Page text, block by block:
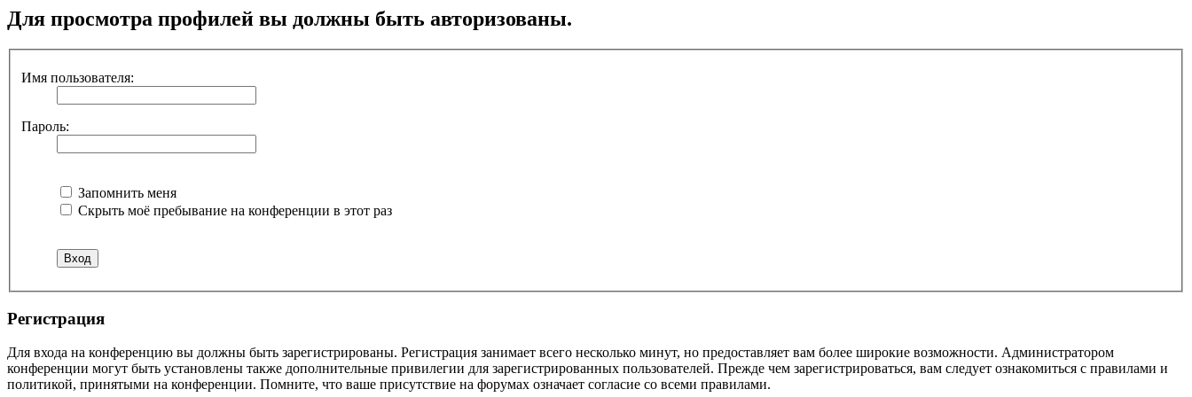
Для просмотра профилей вы должны быть авторизованы.
Имя пользователя:
Пароль:
Запомнить меня
Скрыть моё пребывание на конференции в этот раз
Регистрация
Для входа на конференцию вы должны быть зарегистрированы. Регистрация занимает всего несколько минут, но предоставляет вам более широкие возможности. Администратором
конференции могут быть установлены также дополнительные привилегии для зарегистрированных пользователей. Прежде чем зарегистрироваться, вам следует ознакомиться с правилами и
политикой, принятыми на конференции. Помните, что ваше присутствие на форумах означает согласие со всеми правилами.